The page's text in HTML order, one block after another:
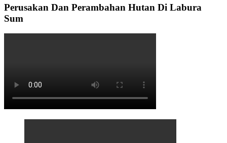
Perusakan Dan Perambahan Hutan Di Labura
Sum